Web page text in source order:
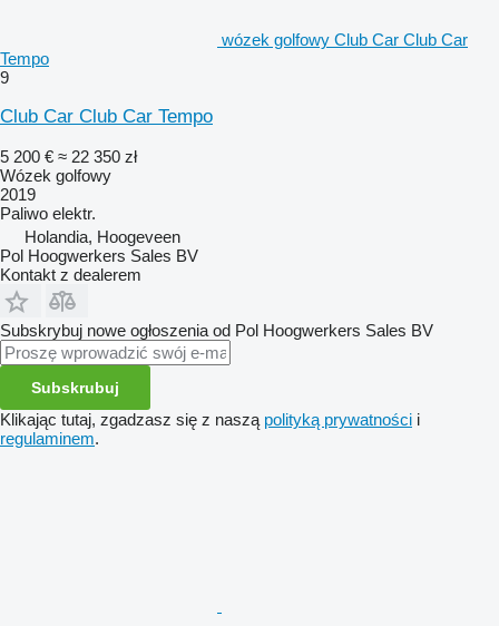
wózek golfowy Club Car Club Car
Tempo
9
Club Car Club Car Tempo
5 200 € ≈ 22 350 zł
Wózek golfowy
2019
Paliwo elektr.
Holandia, Hoogeveen
Pol Hoogwerkers Sales BV
Kontakt z dealerem
Subskrybuj nowe ogłoszenia od Pol Hoogwerkers Sales BV
Subskrubuj
Klikając tutaj, zgadzasz się z naszą polityką prywatności i
regulaminem.